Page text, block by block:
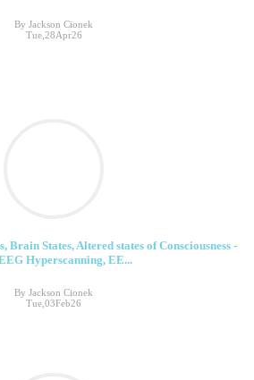
By Jackson Cionek
Tue,28Apr26
Brain States, Altered states of Consciousness -
Hyperscanning, EE...
By Jackson Cionek
Tue,03Feb26